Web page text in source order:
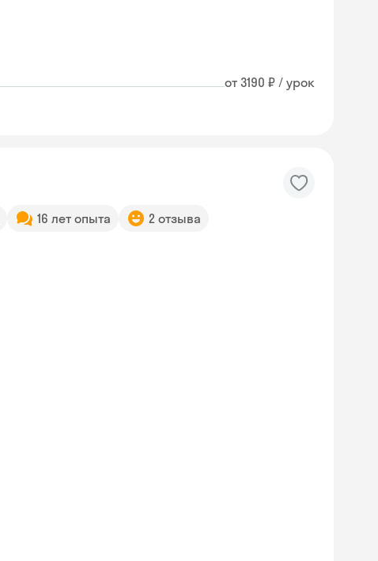
от 3190 ₽ / урок
16 лет опыта 2 отзыва